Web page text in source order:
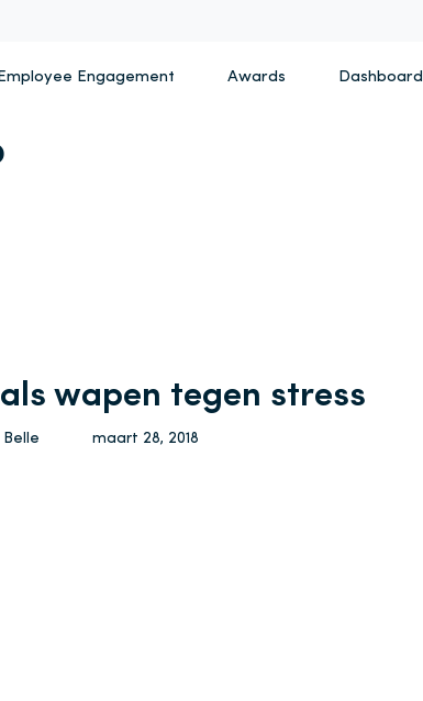
Engagement Awards Dashboard
wapen tegen stress
Belle maart 28, 2018